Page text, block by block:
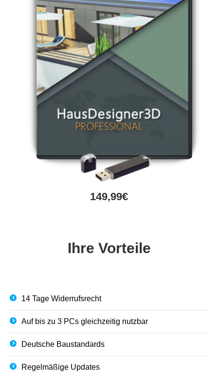
149,99€
Ihre Vorteile
14 Tage Widerrufsrecht
Auf bis zu 3 PCs gleichzeitig nutzbar
Deutsche Baustandards
Regelmäßige Updates